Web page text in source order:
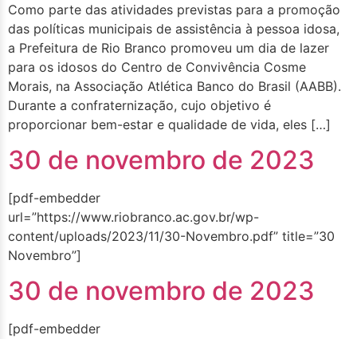
Como parte das atividades previstas para a promoção
das políticas municipais de assistência à pessoa idosa,
a Prefeitura de Rio Branco promoveu um dia de lazer
para os idosos do Centro de Convivência Cosme
Morais, na Associação Atlética Banco do Brasil (AABB).
Durante a confraternização, cujo objetivo é
proporcionar bem-estar e qualidade de vida, eles […]
30 de novembro de 2023
[pdf-embedder
url=”https://www.riobranco.ac.gov.br/wp-
content/uploads/2023/11/30-Novembro.pdf” title=”30
Novembro”]
30 de novembro de 2023
[pdf-embedder